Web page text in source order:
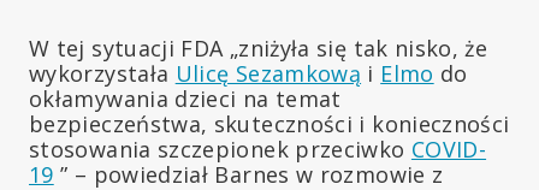
W tej sytuacji FDA „zniżyła się tak nisko, że
wykorzystała Ulicę Sezamkową i Elmo do
okłamywania dzieci na temat
bezpieczeństwa, skuteczności i konieczności
stosowania szczepionek przeciwko COVID-
19 ” – powiedział Barnes w rozmowie z